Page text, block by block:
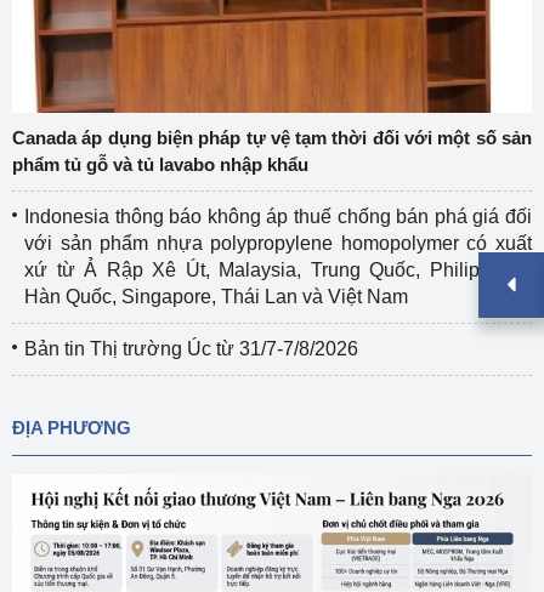
Canada áp dụng biện pháp tự vệ tạm thời đối với một số sản
phẩm tủ gỗ và tủ lavabo nhập khẩu
Indonesia thông báo không áp thuế chống bán phá giá đối
với sản phẩm nhựa polypropylene homopolymer có xuất
xứ từ Ả Rập Xê Út, Malaysia, Trung Quốc, Philippines,
Hàn Quốc, Singapore, Thái Lan và Việt Nam
Bản tin Thị trường Úc từ 31/7-7/8/2026
ĐỊA PHƯƠNG